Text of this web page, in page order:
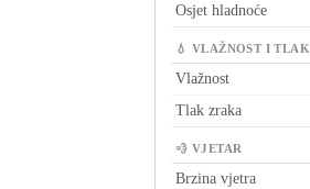
Osjet hladnoće
💧 VLAŽNOST I TLAK
Vlažnost
Tlak zraka
💨 VJETAR
Brzina vjetra